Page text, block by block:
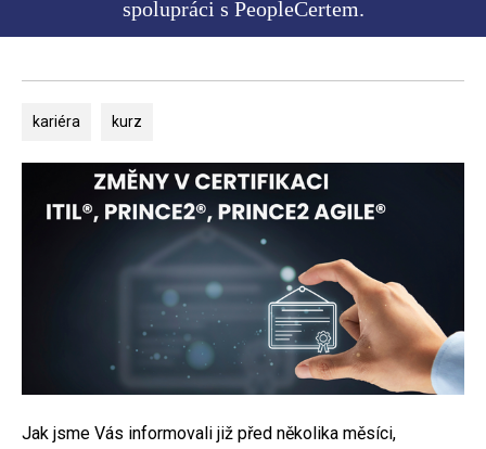
spolupráci s PeopleCertem.
kariéra kurz
Jak jsme Vás informovali již před několika měsíci,